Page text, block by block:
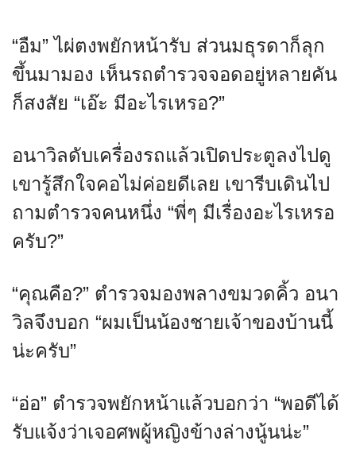
“อืม” ไผ่ตงพยักหน้ารับ ส่วนมธุรดาก็ลุก
ขึ้นมามอง เห็นรถตำรวจจอดอยู่หลายคัน
ก็สงสัย “เอ๊ะ มีอะไรเหรอ?”
อนาวิลดับเครื่องรถแล้วเปิดประตูลงไปดู
เขารู้สึกใจคอไม่ค่อยดีเลย เขารีบเดินไป
ถามตำรวจคนหนึ่ง “พี่ๆ มีเรื่องอะไรเหรอ
ครับ?”
“คุณคือ?” ตำรวจมองพลางขมวดคิ้ว อนา
วิลจึงบอก “ผมเป็นน้องชายเจ้าของบ้านนี้
น่ะครับ”
“อ่อ” ตำรวจพยักหน้าแล้วบอกว่า “พอดีได้
รับแจ้งว่าเจอศพผู้หญิงข้างล่างนู้นน่ะ”